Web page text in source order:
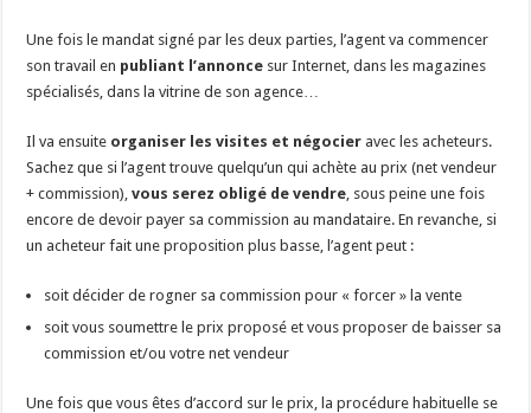
Une fois le mandat signé par les deux parties, l’agent va commencer
son travail en publiant l’annonce sur Internet, dans les magazines
spécialisés, dans la vitrine de son agence…
Il va ensuite organiser les visites et négocier avec les acheteurs.
Sachez que si l’agent trouve quelqu’un qui achète au prix (net vendeur
+ commission),vous serez obligé de vendre , sous peine une fois
encore de devoir payer sa commission au mandataire. En revanche, si
un acheteur fait une proposition plus basse, l’agent peut :
soit décider de rogner sa commission pour « forcer » la vente
soit vous soumettre le prix proposé et vous proposer de baisser sa
commission et/ou votre net vendeur
Une fois que vous êtes d’accord sur le prix, la procédure habituelle se